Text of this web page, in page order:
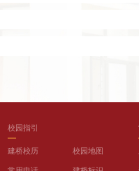
校园指引
建桥校历 校园地图